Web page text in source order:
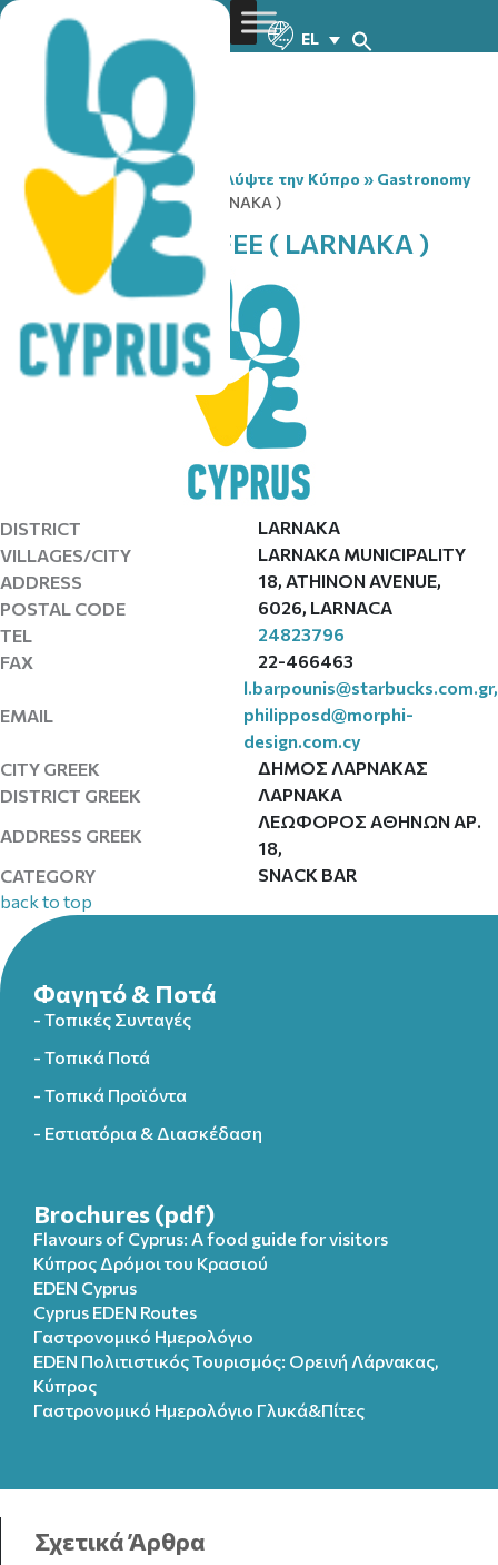
EL
You are here:Home» Ανακαλύψτε την Κύπρο » Gastronomy
» STARBUCKS COFFEE ( LARNAKA )
STARBUCKS COFFEE ( LARNAKA )
DISTRICT
LARNAKA
VILLAGES/CITY
LARNAKA MUNICIPALITY
ADDRESS
18, ATHINON AVENUE,
POSTAL CODE
6026, LARNACA
TEL
24823796
FAX
22-466463
EMAIL
l.barpounis@starbucks.com.gr,
philipposd@morphi-
design.com.cy
CITY GREEK
ΔΗΜΟΣ ΛΑΡΝΑΚΑΣ
DISTRICT GREEK
ΛΑΡΝΑΚΑ
ADDRESS GREEK
ΛΕΩΦΟΡΟΣ ΑΘΗΝΩΝ ΑΡ.
18,
CATEGORY
SNACK BAR
back to top
Φαγητό & Ποτά
- Τοπικές Συνταγές
- Τοπικά Ποτά
- Τοπικά Προϊόντα
- Εστιατόρια & Διασκέδαση
Brochures (pdf)
Flavours of Cyprus: A food guide for visitors
Κύπρος Δρόμοι του Κρασιού
EDEN Cyprus
Cyprus EDEN Routes
Γαστρονομικό Ημερολόγιο
EDEN Πολιτιστικός Τουρισμός: Ορεινή Λάρνακας,
Κύπρος
Γαστρονομικό Ημερολόγιo Γλυκά&Πίτες
Σχετικά Άρθρα